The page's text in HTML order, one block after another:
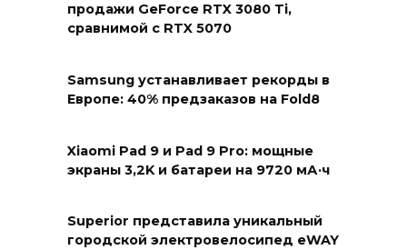
продажи GeForce RTX 3080 Ti,
сравнимой с RTX 5070
Samsung устанавливает рекорды в
Европе: 40% предзаказов на Fold8
Xiaomi Pad 9 и Pad 9 Pro: мощные
экраны 3,2K и батареи на 9720 мА·ч
Superior представила уникальный
городской электровелосипед eWAY